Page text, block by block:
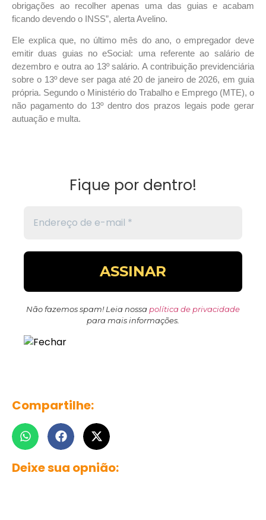
obrigações ao recolher apenas uma das guias e acabam
ficando devendo o INSS”, alerta Avelino.
Ele explica que, no último mês do ano, o empregador deve
emitir duas guias no eSocial: uma referente ao salário de
dezembro e outra ao 13º salário. A contribuição previdenciária
sobre o 13º deve ser paga até 20 de janeiro de 2026, em guia
própria. Segundo o Ministério do Trabalho e Emprego (MTE), o
não pagamento do 13º dentro dos prazos legais pode gerar
autuação e multa.
Fique por dentro!
Não fazemos spam! Leia nossapolítica de privacidade
para mais informações.
Compartilhe:
Deixe sua opnião: